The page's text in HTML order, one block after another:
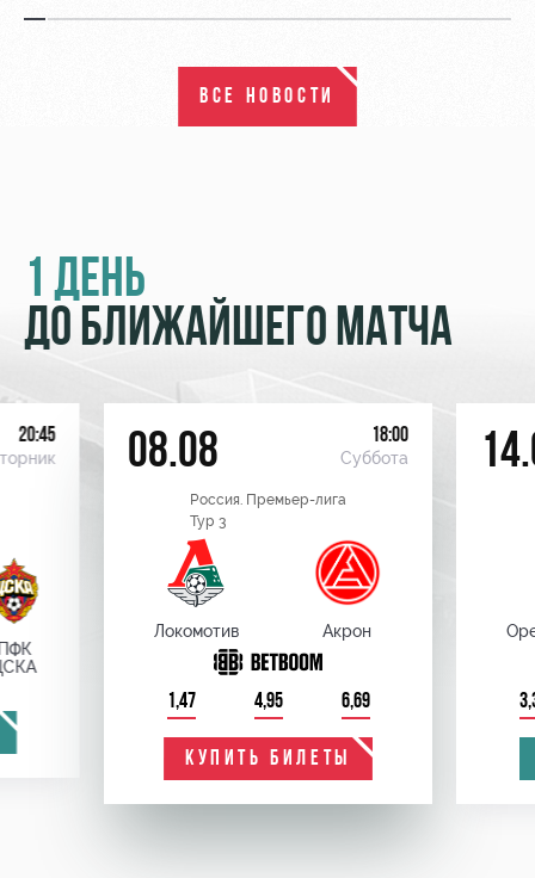
ВСЕ НОВОСТИ
1 ДЕНЬ
ДО БЛИЖАЙШЕГО МАТЧА
20:45 08.08 18:00
Суббота
Россия. Премьер-лига
Тур 3
Локомотив Акрон
1,47 4,95 6,69
КУПИТЬ БИЛЕТЫ